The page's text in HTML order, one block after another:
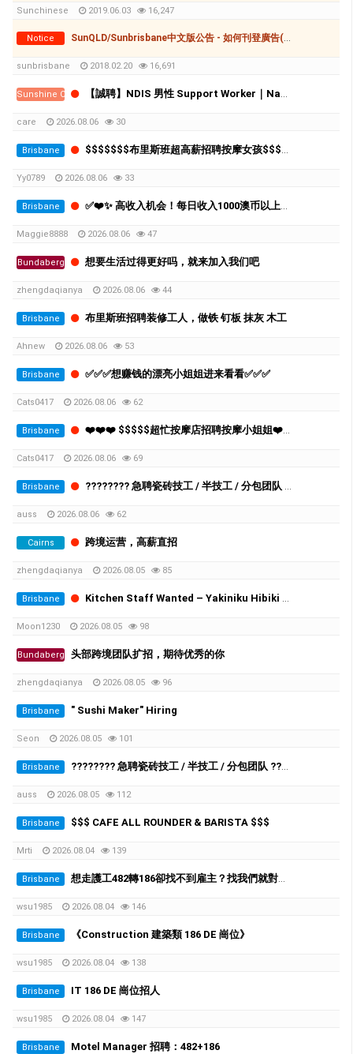
Sunchinese 2019.06.03 16,247
Notice SunQLD/Sunbrisbane中文版公告 - 如何刊登廣告(付費和免費)
sunbrisbane 2018.02.20 16,691
Sunshine Coast 【誠聘】NDIS 男性 Support Worker｜Nambour｜時薪 $39–$50.29
care 2026.08.06 30
Brisbane $$$$$$$布里斯班超高薪招聘按摩女孩$$$$$$$
Yy0789 2026.08.06 33
Brisbane ✅❤️✨ 高收入机会！每日收入1000澳币以上！布里斯班高端按摩连锁诚聘员工 ❤️✨✅
Maggie8888 2026.08.06 47
Bundaberg 想要生活过得更好吗，就来加入我们吧
zhengdaqianya 2026.08.06 44
Brisbane 布里斯班招聘装修工人，做铁 钉板 抹灰 木工
Ahnew 2026.08.06 53
Brisbane ✅✅✅想赚钱的漂亮小姐姐进来看看✅✅✅
Cats0417 2026.08.06 62
Brisbane ❤️❤️❤️ $$$$$超忙按摩店招聘按摩小姐姐❤️❤️❤️
Cats0417 2026.08.06 69
Brisbane ???????? 急聘瓷砖技工 / 半技工 / 分包团队 ????????
auss 2026.08.06 62
Cairns 跨境运营，高薪直招
zhengdaqianya 2026.08.05 85
Brisbane Kitchen Staff Wanted – Yakiniku Hibiki Mango Hill
Moon1230 2026.08.05 98
Bundaberg 头部跨境团队扩招，期待优秀的你
zhengdaqianya 2026.08.05 96
Brisbane " Sushi Maker" Hiring
Seon 2026.08.05 101
Brisbane ???????? 急聘瓷砖技工 / 半技工 / 分包团队 ????????
auss 2026.08.05 112
Brisbane $$$ CAFE ALL ROUNDER & BARISTA $$$
Mrti 2026.08.04 139
Brisbane 想走護工482轉186卻找不到雇主？找我們就對了。我們是QLD最大的養老院雇主
wsu1985 2026.08.04 146
Brisbane 《Construction 建築類 186 DE 崗位》
wsu1985 2026.08.04 138
Brisbane IT 186 DE 崗位招人
wsu1985 2026.08.04 147
Brisbane Motel Manager 招聘：482+186